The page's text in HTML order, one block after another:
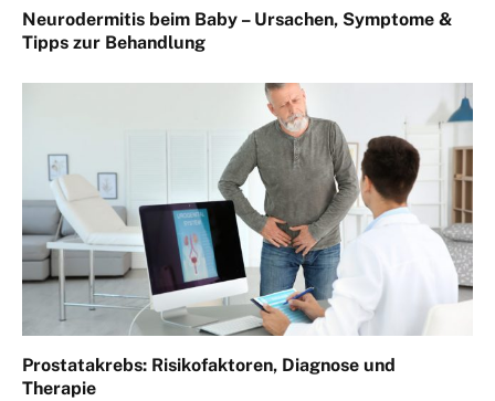
Neurodermitis beim Baby – Ursachen, Symptome &
Tipps zur Behandlung
Prostatakrebs: Risikofaktoren, Diagnose und
Therapie